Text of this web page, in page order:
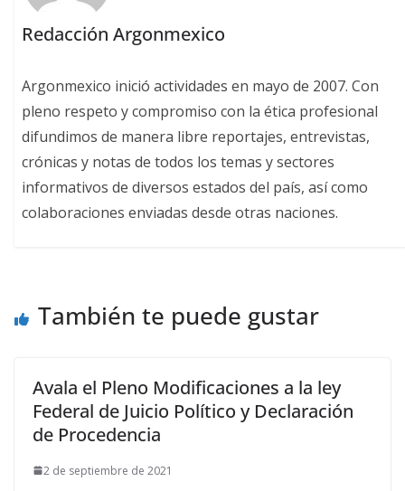
Redacción Argonmexico
Argonmexico inició actividades en mayo de 2007. Con
pleno respeto y compromiso con la ética profesional
difundimos de manera libre reportajes, entrevistas,
crónicas y notas de todos los temas y sectores
informativos de diversos estados del país, así como
colaboraciones enviadas desde otras naciones.
También te puede gustar
Avala el Pleno Modificaciones a la ley
Federal de Juicio Político y Declaración
de Procedencia
2 de septiembre de 2021